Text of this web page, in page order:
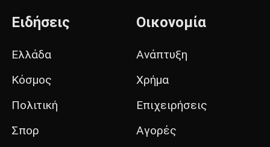
Ειδήσεις
Ελλάδα
Κόσμος
Πολιτική
Σπορ
Οικονομία
Ανάπτυξη
Χρήμα
Επιχειρήσεις
Αγορές